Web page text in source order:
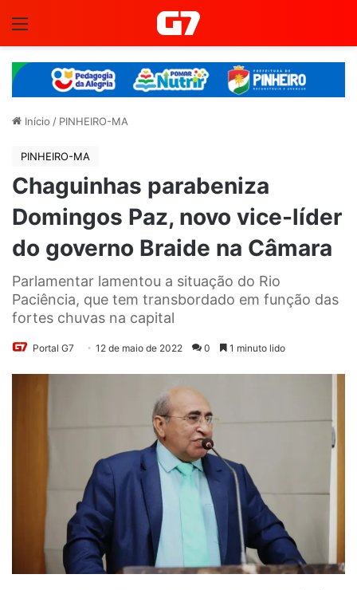
Início / PINHEIRO-MA
PINHEIRO-MA
Chaguinhas parabeniza
Domingos Paz, novo vice-líder
do governo Braide na Câmara
Parlamentar lamentou a situação do Rio
Paciência, que tem transbordado em função das
fortes chuvas na capital
Portal G7 12 de maio de 2022 0 1 minuto lido